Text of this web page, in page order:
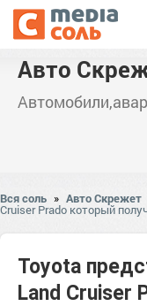
Авто
Вся соль » Авто Скрежет
Cruiser Prado который
Toyota
Land Cruiser